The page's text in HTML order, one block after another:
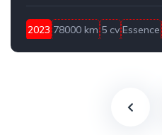
2023 78000 km 5 cv Essence
Bizerte